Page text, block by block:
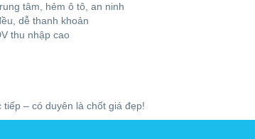
tâm, hẻm ô tô, an ninh
dễ thanh khoản
thu nhập cao
– có duyên là chốt giá đẹp!